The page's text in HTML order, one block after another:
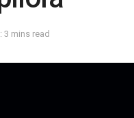
3 mins read